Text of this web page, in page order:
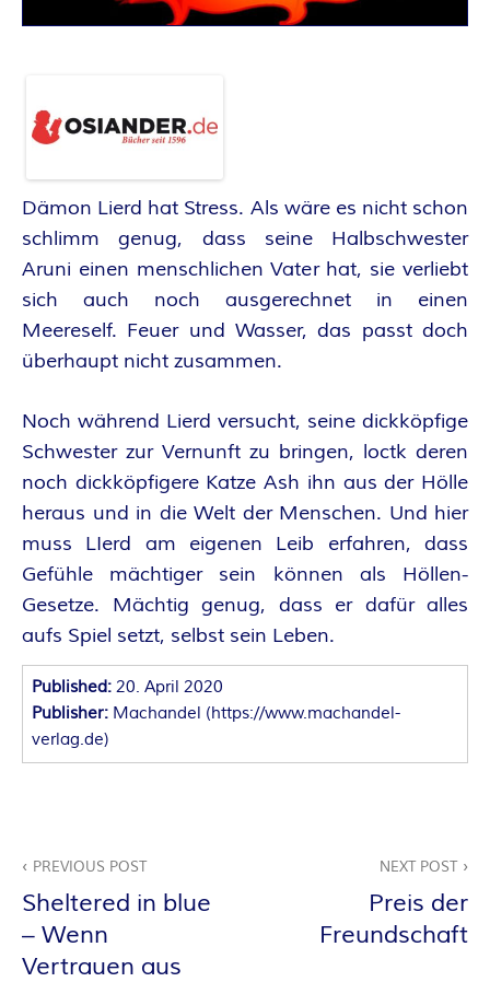
A
T
A
S
Y
A
U
T
O
R
:
I
N
N
N
K
Dämon Lierd hat Stress. Als wäre es nicht schon
schlimm genug, dass seine Halbschwester
Aruni einen menschlichen Vater hat, sie verliebt
sich auch noch ausgerechnet in einen
Meereself. Feuer und Wasser, das passt doch
überhaupt nicht zusammen.
Noch während Lierd versucht, seine dickköpfige
Schwester zur Vernunft zu bringen, loctk deren
noch dickköpfigere Katze Ash ihn aus der Hölle
heraus und in die Welt der Menschen. Und hier
muss LIerd am eigenen Leib erfahren, dass
Gefühle mächtiger sein können als Höllen-
Gesetze. Mächtig genug, dass er dafür alles
aufs Spiel setzt, selbst sein Leben.
Published: 20. April 2020
Publisher: Machandel (https://www.machandel-
verlag.de)
PREVIOUS POST
Sheltered in blue
– Wenn
Vertrauen aus
NEXT POST
Preis der
Freundschaft